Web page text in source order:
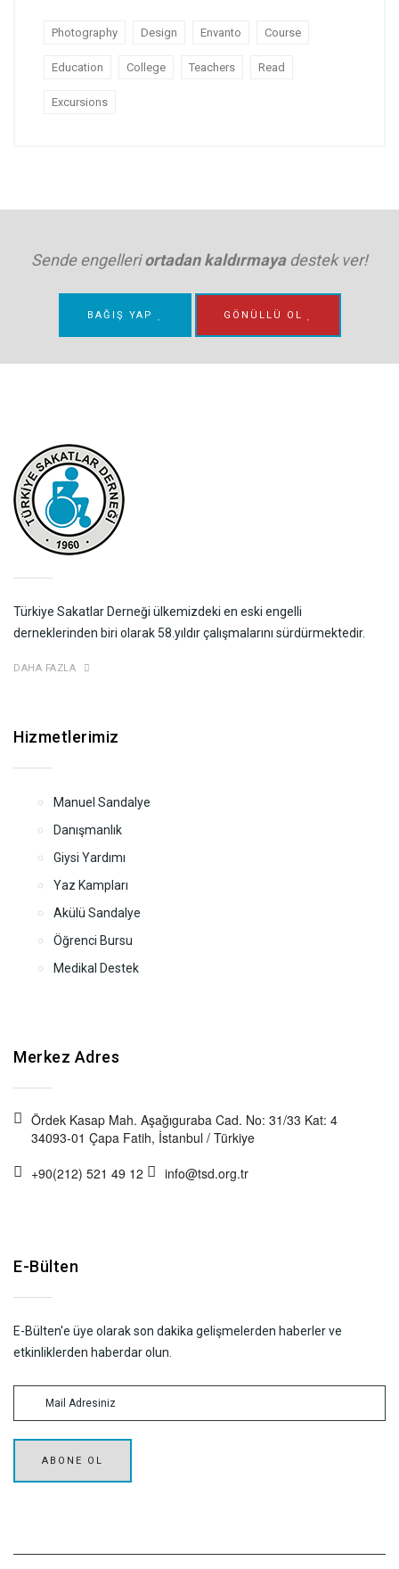
Photography Design Envanto Course
Education College Teachers Read
Excursions
Sende engelleriortadan kaldırmayadestek ver!
BAĞIŞ YAP GÖNÜLLÜ OL
Türkiye Sakatlar Derneği ülkemizdeki en eski engelli
derneklerinden biri olarak 58.yıldır çalışmalarını sürdürmektedir.
DAHA FAZLA
Hizmetlerimiz
Manuel Sandalye
Danışmanlık
Giysi Yardımı
Yaz Kampları
Akülü Sandalye
Öğrenci Bursu
Medikal Destek
Merkez Adres
Ördek Kasap Mah. Aşağıguraba Cad. No: 31/33 Kat: 4
34093-01 Çapa Fatih, İstanbul / Türkiye
+90(212) 521 49 12
info@tsd.org.tr
E-Bülten
E-Bülten'e üye olarak son dakika gelişmelerden haberler ve
etkinliklerden haberdar olun.
ABONE OL